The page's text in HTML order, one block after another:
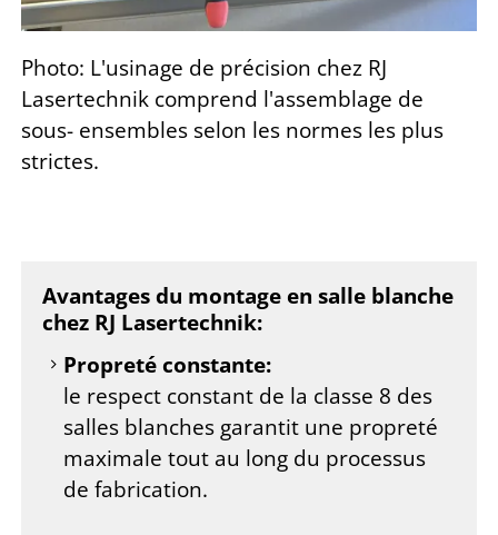
Photo: L'usinage de précision chez RJ
Lasertechnik comprend l'assemblage de
sous- ensembles selon les normes les plus
strictes.
Avantages du montage en salle blanche
chez RJ Lasertechnik:
Propreté constante:
le respect constant de la classe 8 des
salles blanches garantit une propreté
maximale tout au long du processus
de fabrication.